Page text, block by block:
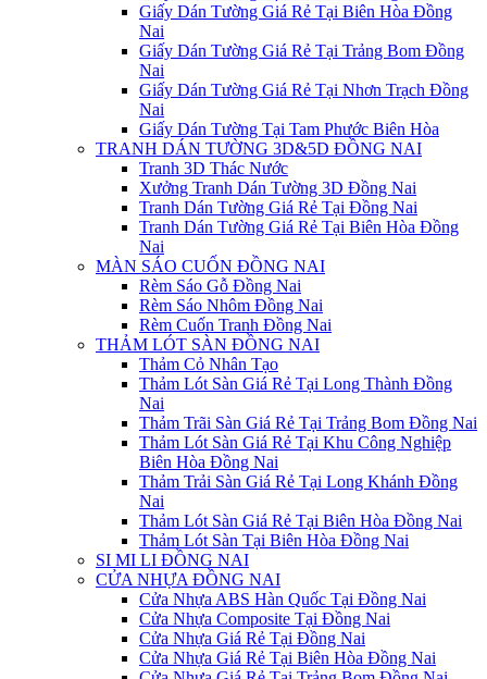
Giấy Dán Tường Giá Rẻ Tại Biên Hòa Đồng
Nai
Giấy Dán Tường Giá Rẻ Tại Trảng Bom Đồng
Nai
Giấy Dán Tường Giá Rẻ Tại Nhơn Trạch Đồng
Nai
Giấy Dán Tường Tại Tam Phước Biên Hòa
TRANH DÁN TƯỜNG 3D&5D ĐỒNG NAI
Tranh 3D Thác Nước
Xưởng Tranh Dán Tường 3D Đồng Nai
Tranh Dán Tường Giá Rẻ Tại Đồng Nai
Tranh Dán Tường Giá Rẻ Tại Biên Hòa Đồng
Nai
MÀN SÁO CUỐN ĐỒNG NAI
Rèm Sáo Gỗ Đồng Nai
Rèm Sáo Nhôm Đồng Nai
Rèm Cuốn Tranh Đồng Nai
THẢM LÓT SÀN ĐỒNG NAI
Thảm Cỏ Nhân Tạo
Thảm Lót Sàn Giá Rẻ Tại Long Thành Đồng
Nai
Thảm Trãi Sàn Giá Rẻ Tại Trảng Bom Đồng Nai
Thảm Lót Sàn Giá Rẻ Tại Khu Công Nghiệp
Biên Hòa Đồng Nai
Thảm Trải Sàn Giá Rẻ Tại Long Khánh Đồng
Nai
Thảm Lót Sàn Giá Rẻ Tại Biên Hòa Đồng Nai
Thảm Lót Sàn Tại Biên Hòa Đồng Nai
SI MI LI ĐỒNG NAI
CỬA NHỰA ĐỒNG NAI
Cửa Nhựa ABS Hàn Quốc Tại Đồng Nai
Cửa Nhựa Composite Tại Đồng Nai
Cửa Nhựa Giá Rẻ Tại Đồng Nai
Cửa Nhựa Giá Rẻ Tại Biên Hòa Đồng Nai